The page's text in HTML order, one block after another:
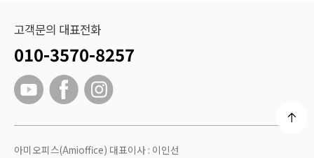
고객문의 대표전화
010-3570-8257
아미오피스(Amioffice) 대표이사 : 이인선